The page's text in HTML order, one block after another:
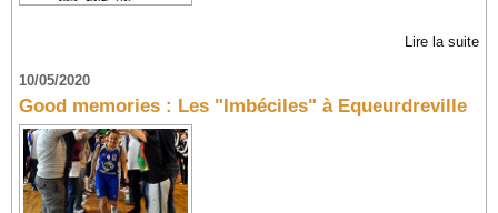
Lire la suite
10/05/2020
Good memories : Les "Imbéciles" à Equeurdreville